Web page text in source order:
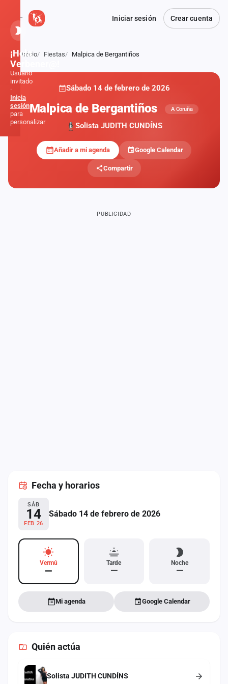
Iniciar sesión Crear cuenta
Atrás
Inicio Fiestas Malpica de Bergantiños
Sábado 14 de febrero de 2026
Malpica de Bergantiños A Coruña
Solista JUDITH CUNDÍNS
Añadir a mi agenda Google Calendar
Compartir
PUBLICIDAD
Fecha y horarios
SÁB
14
FEB 26
Sábado 14 de febrero de 2026
Vermú
—
Tarde
—
Noche
—
Mi agenda Google Calendar
Quién actúa
Solista JUDITH CUNDÍNS
¡Hola,
Verbener@!
Usuario
invitado
·
Inicia
sesión
para
personalizar
Administración
Contacto